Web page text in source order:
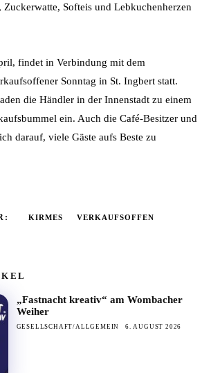
Zuckerwatte, Softeis und Lebkuchenherzen
findet in Verbindung mit dem
Sonntag in St. Ingbert statt.
die Händler in der Innenstadt zu einem
ein. Auch die Café-Besitzer und
darauf, viele Gäste aufs Beste zu
KIRMES VERKAUFSOFFEN
„Fastnacht kreativ“ am Wombacher
Weiher
GESELLSCHAFT/ALLGEMEIN 6. AUGUST 2026